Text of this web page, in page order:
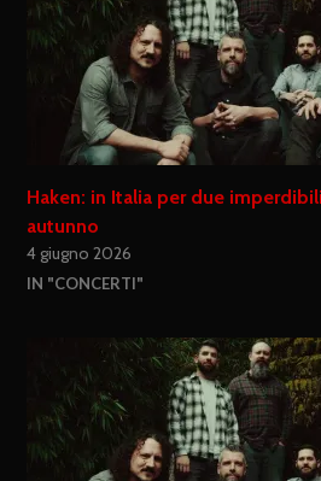
Haken: in Italia per due
autunno
4 giugno 2026
IN "CONCERTI"